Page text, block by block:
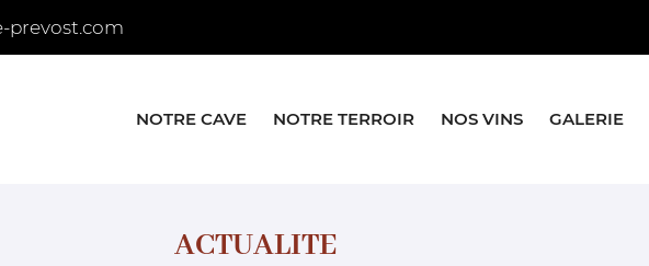
NOTRE CAVE NOTRE TERROIR NOS VINS GALERIE
ACTUALITE